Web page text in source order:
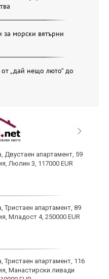
за морски вятърни
„дай нещо люто“ до
Двустаен апартамент, 59
Люлин 3, 117000 EUR
Тристаен апартамент, 89
Младост 4, 250000 EUR
Тристаен апартамент, 116
Манастирски ливади